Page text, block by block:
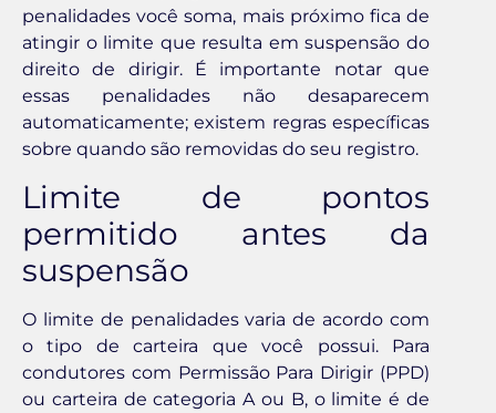
penalidades você soma, mais próximo fica de
atingir o limite que resulta em suspensão do
direito de dirigir. É importante notar que
essas penalidades não desaparecem
automaticamente; existem regras específicas
sobre quando são removidas do seu registro.
Limite de pontos
permitido antes da
suspensão
O limite de penalidades varia de acordo com
o tipo de carteira que você possui. Para
condutores com Permissão Para Dirigir (PPD)
ou carteira de categoria A ou B, o limite é de